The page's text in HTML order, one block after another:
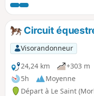
assez étroite, boisée,
le lit du fleuve. En haut,
hameaux pittoresques
Circuit
Visorandonneur
24,24 km
+303 m
5h
Moyenne
Départ à Le Saint